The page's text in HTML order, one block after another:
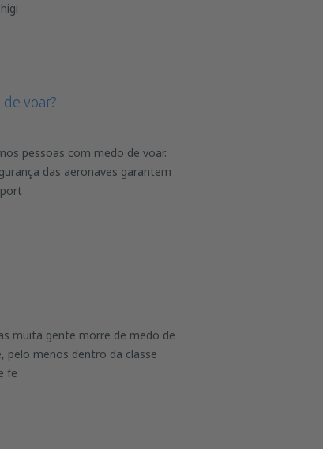
voar?
pessoas com medo de voar.
das aeronaves garantem
muita gente morre de medo de
pelo menos dentro da classe
fe